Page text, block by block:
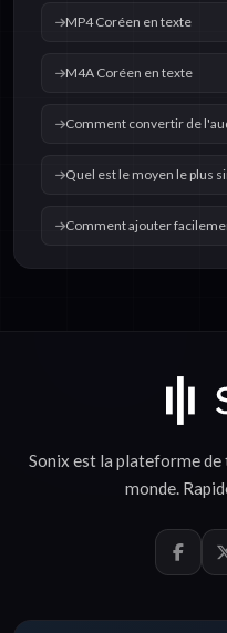
MP4 Coréen en texte
M4A Coréen en texte
Comment convertir de
Quel est le moyen le plus
Comment ajouter
Sonix est la plateforme de
monde.